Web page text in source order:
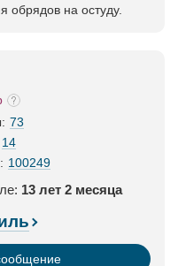
обрядов на остуду.
73
14
100249
13 лет 2 месяца